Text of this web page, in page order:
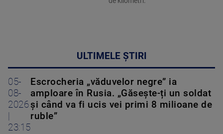
ULTIMELE ȘTIRI
05-
08-
2026
23:15
Escrocheria „văduvelor negre” ia
amploare în Rusia. „Găsește-ți un soldat
și când va fi ucis vei primi 8 milioane de
ruble”